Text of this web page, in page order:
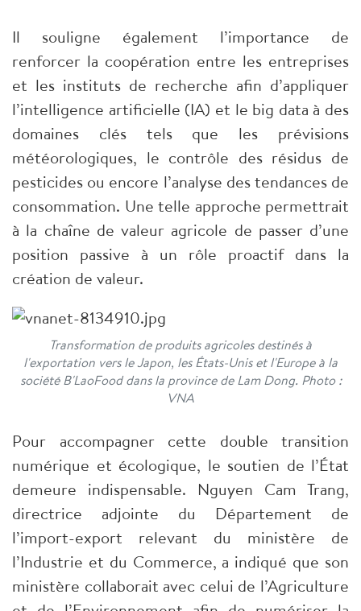
Il souligne également l’importance de
renforcer la coopération entre les entreprises
et les instituts de recherche afin d’appliquer
l’intelligence artificielle (IA) et le big data à des
domaines clés tels que les prévisions
météorologiques, le contrôle des résidus de
pesticides ou encore l’analyse des tendances de
consommation. Une telle approche permettrait
à la chaîne de valeur agricole de passer d’une
position passive à un rôle proactif dans la
création de valeur.
Transformation de produits agricoles destinés à
l'exportation vers le Japon, les États-Unis et l'Europe à la
société B'LaoFood dans la province de Lam Dong. Photo :
VNA
Pour accompagner cette double transition
numérique et écologique, le soutien de l’État
demeure indispensable. Nguyen Cam Trang,
directrice adjointe du Département de
l’import-export relevant du ministère de
l’Industrie et du Commerce, a indiqué que son
ministère collaborait avec celui de l’Agriculture